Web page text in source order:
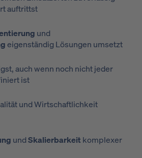
auftrittst
und
eigenständig Lösungen umsetzt
auch wenn noch nicht jeder
ist
und Wirtschaftlichkeit
undSkalierbarkeit komplexer